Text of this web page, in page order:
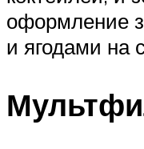
оформление
и ягодами на